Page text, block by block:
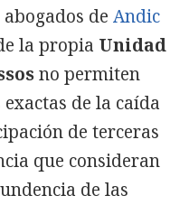
de Andic
la propia Unidad
no permiten
de la caída
de terceras
que consideran
de las